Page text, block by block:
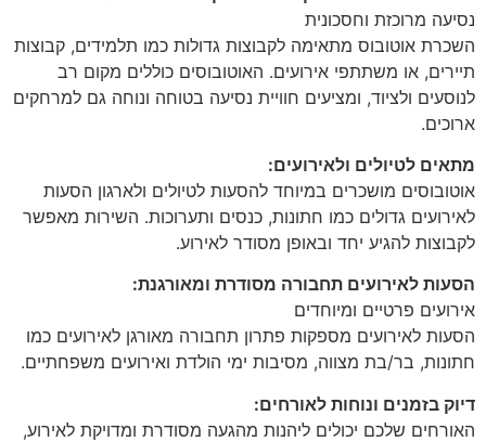
נסיעה מרוכזת וחסכונית
השכרת אוטובוס מתאימה לקבוצות גדולות כמו תלמידים, קבוצות
תיירים, או משתתפי אירועים. האוטובוסים כוללים מקום רב
לנוסעים ולציוד, ומציעים חוויית נסיעה בטוחה ונוחה גם למרחקים
ארוכים.
מתאים לטיולים ולאירועים:
אוטובוסים מושכרים במיוחד להסעות לטיולים ולארגון הסעות
לאירועים גדולים כמו חתונות, כנסים ותערוכות. השירות מאפשר
לקבוצות להגיע יחד ובאופן מסודר לאירוע.
הסעות לאירועים תחבורה מסודרת ומאורגנת:
אירועים פרטיים ומיוחדים
הסעות לאירועים מספקות פתרון תחבורה מאורגן לאירועים כמו
חתונות, בר/בת מצווה, מסיבות ימי הולדת ואירועים משפחתיים.
דיוק בזמנים ונוחות לאורחים:
האורחים שלכם יכולים ליהנות מהגעה מסודרת ומדויקת לאירוע,